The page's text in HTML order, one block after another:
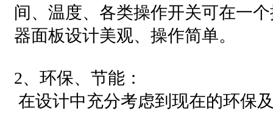
间、温度、各类操作开关可在一
器面板设计美观、操作简单。
2、环保、节能：
在设计中充分考虑到现在的环保